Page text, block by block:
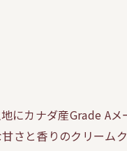
にカナダ産Grade Aメ
さと香りのクリーム